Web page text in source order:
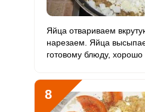
Яйца отвариваем
нарезаем. Яйца
готовому блюду,
8